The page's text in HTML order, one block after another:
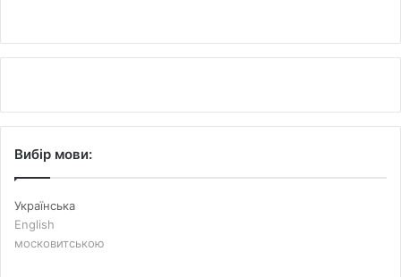
Вибір мови:
Українська
English
московитською